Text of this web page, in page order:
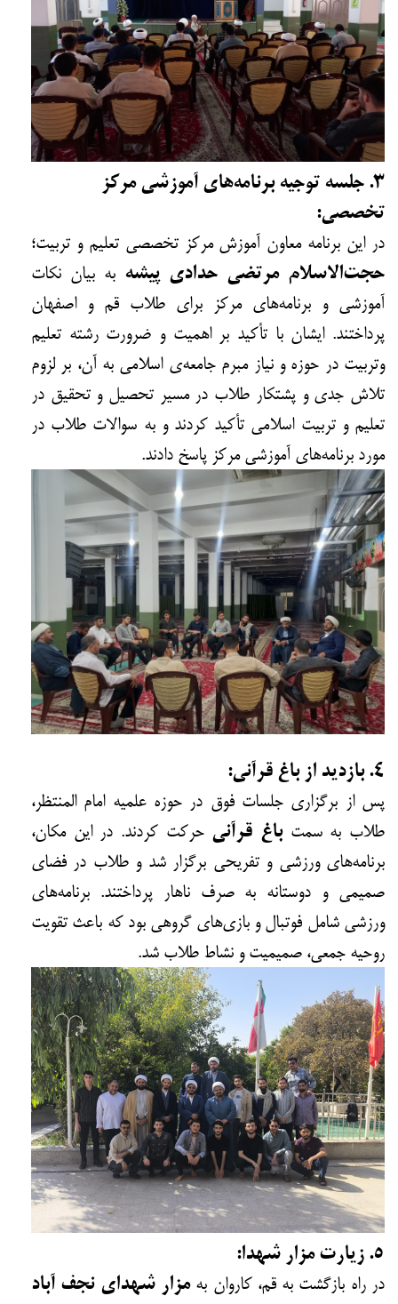
۳. جلسه توجیه برنامه‌های آموزشی مرکز
تخصصی:
در این برنامه معاون آموزش مرکز تخصصی تعلیم و تربیت؛
حجت‌الاسلام مرتضی حدادی پیشهبه بیان نکات
آموزشی و برنامه‌های مرکز برای طلاب قم و اصفهان
پرداختند. ایشان با تأکید بر اهمیت و ضرورت رشته تعلیم
وتربیت در حوزه و نیاز مبرم جامعه‌ی اسلامی به آن، بر لزوم
تلاش جدی و پشتکار طلاب در مسیر تحصیل و تحقیق در
تعلیم و تربیت اسلامی تأکید کردند و به سوالات طلاب در
مورد برنامه‌های آموزشی مرکز پاسخ دادند.
۴. بازدید از باغ قرآنی:
پس از برگزاری جلسات فوق در حوزه علمیه امام المنتظر،
طلاب به سمتباغ قرآنی حرکت کردند. در این مکان،
برنامه‌های ورزشی و تفریحی برگزار شد و طلاب در فضای
صمیمی و دوستانه به صرف ناهار پرداختند. برنامه‌های
ورزشی شامل فوتبال و بازی‌های گروهی بود که باعث تقویت
روحیه جمعی، صمیمیت و نشاط طلاب شد.
۵. زیارت مزار شهدا:
در راه بازگشت به قم، کاروان بهمزار شهدای نجف آباد